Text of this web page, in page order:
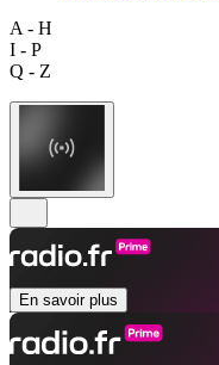
A - H
I - P
Q - Z
En savoir plus